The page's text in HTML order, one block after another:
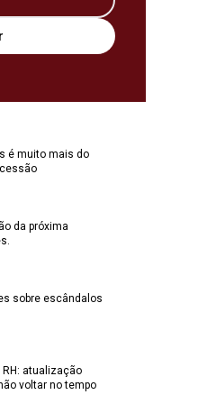
é muito mais do
da próxima
sobre escândalos
atualização
voltar no tempo